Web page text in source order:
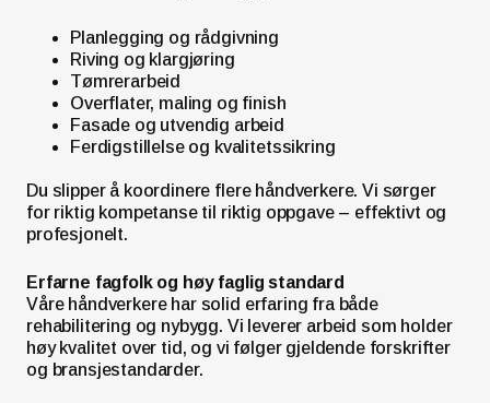
Planlegging og rådgivning
Riving og klargjøring
Tømrerarbeid
Overflater, maling og finish
Fasade og utvendig arbeid
Ferdigstillelse og kvalitetssikring
Du slipper å koordinere flere håndverkere. Vi sørger
for riktig kompetanse til riktig oppgave – effektivt og
profesjonelt.
Erfarne fagfolk og høy faglig standard
Våre håndverkere har solid erfaring fra både
rehabilitering og nybygg. Vi leverer arbeid som holder
høy kvalitet over tid, og vi følger gjeldende forskrifter
og bransjestandarder.